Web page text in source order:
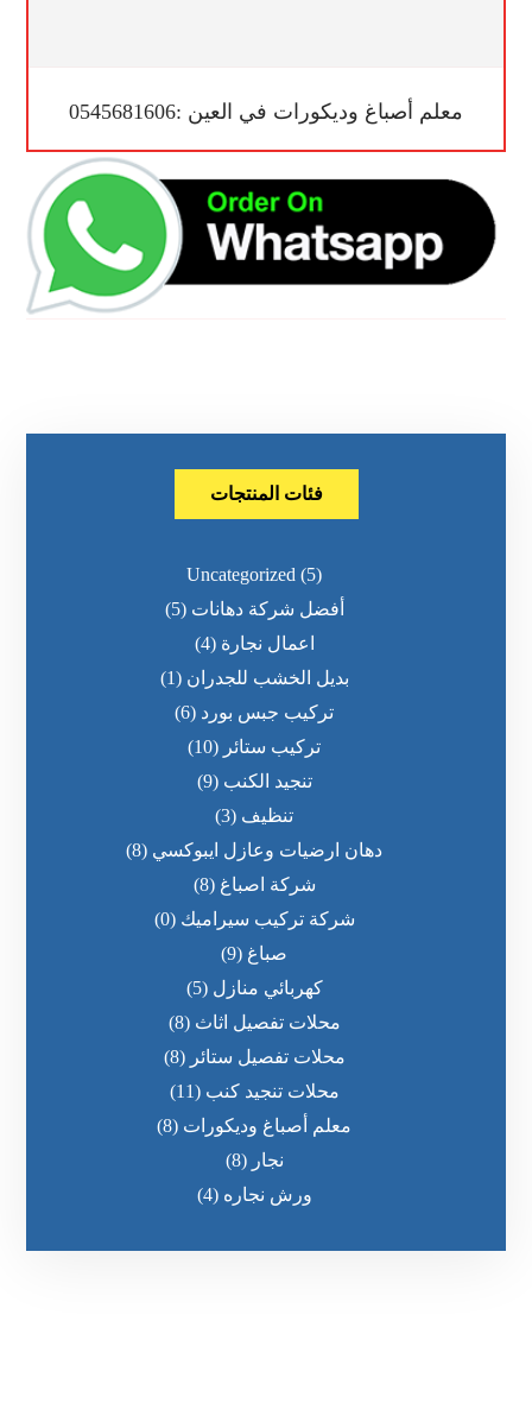
معلم أصباغ وديكورات في العين :0545681606
فئات المنتجات
Uncategorized (5)
أفضل شركة دهانات (5)
اعمال نجارة (4)
بديل الخشب للجدران (1)
تركيب جبس بورد (6)
تركيب ستائر (10)
تنجيد الكنب (9)
تنظيف (3)
دهان ارضيات وعازل ايبوكسي (8)
شركة اصباغ (8)
شركة تركيب سيراميك (0)
صباغ (9)
كهربائي منازل (5)
محلات تفصيل اثاث (8)
محلات تفصيل ستائر (8)
محلات تنجيد كنب (11)
معلم أصباغ وديكورات (8)
نجار (8)
ورش نجاره (4)